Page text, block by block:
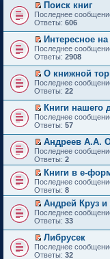
н
е
п
р
о
ч
и
т
а
н
н
о
м
у
с
о
о
б
щ
е
н
и
ю
р
в
о
м
у
н
е
п
р
о
ч
и
т
а
н
н
о
м
у
с
о
о
б
щ
е
н
и
ю
е
й
т
и
к
п
е
р
в
о
м
у
н
е
п
р
о
ч
и
т
а
н
н
о
м
у
с
о
о
б
щ
е
П
е
е
й
т
и
к
п
е
р
в
о
м
у
н
е
п
р
о
ч
и
т
а
н
н
о
м
у
с
Поиск книг
Последнее
Ответы: 606
П
е
е
й
т
и
к
п
е
р
в
о
м
у
н
е
п
р
о
ч
и
а
н
н
Интересное
Последнее
Ответы: 2908
П
е
е
й
т
и
к
п
е
р
в
о
м
у
н
е
п
р
о
ч
и
О книжной
Последнее
Ответы: 22
П
е
е
й
т
и
п
е
р
в
о
м
у
н
е
п
Книги нашего
Последнее
Ответы: 57
П
е
р
е
й
т
и
к
п
е
р
в
о
м
Андреев А.А.
Последнее
Ответы: 2
П
е
р
е
й
т
и
к
п
е
Книги в е-
Последнее
Ответы: 8
П
е
е
й
т
Андрей Круз
Последнее
Ответы: 33
П
е
Либрусек
Последнее
Ответы: 32